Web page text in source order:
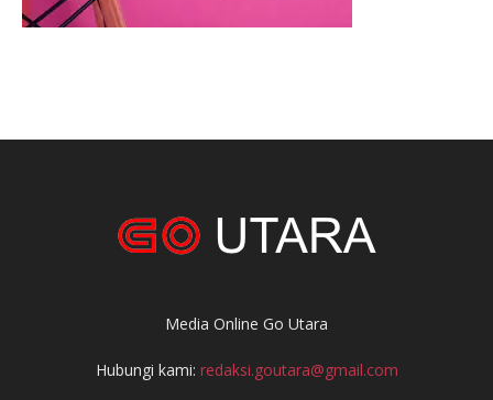
Media Online Go Utara
Hubungi kami: redaksi.goutara@gmail.com